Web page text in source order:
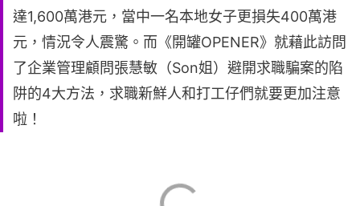
達1,600萬港元，當中一名本地女子更損失400萬港
元，情況令人震驚。而《開罐OPENER》就藉此訪問
了企業管理顧問張慧敏（Son姐）避開求職騙案的陷
阱的4大方法，求職新鮮人和打工仔們就要更加注意
啦！